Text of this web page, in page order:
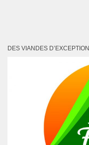
DES VIANDES D’EXCEPTION